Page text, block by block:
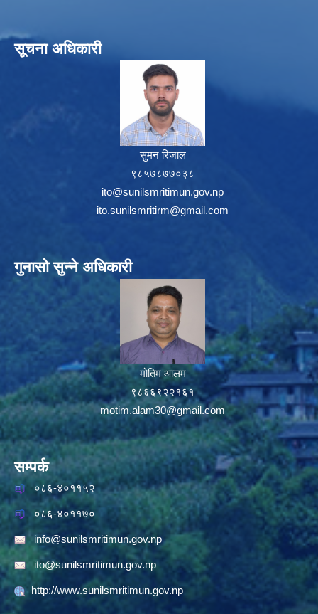
सूचना अधिकारी
सुमन रिजाल
९८५७८७७०३८
ito@sunilsmritimun.gov.np
ito.sunilsmritirm@gmail.com
गुनासो सुन्ने अधिकारी
मोतिम आलम
९८६६९२२१६१
motim.alam30@gmail.com
सम्पर्क
०८६-४०११५२
०८६-४०११७०
info@sunilsmritimun.gov.np
ito@sunilsmritimun.gov.np
http://www.sunilsmritimun.gov.np